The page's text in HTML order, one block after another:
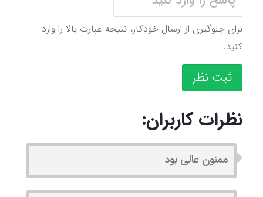
برای جلوگیری از ارسال خودکار، نتیجه عبارت بالا را وارد
کنید.
ثبت نظر
نظرات کاربران:
ممنون عالی بود